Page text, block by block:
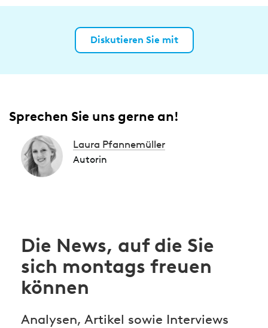
Diskutieren Sie mit
Sprechen Sie uns gerne an!
Laura Pfannemüller
Autorin
Die News, auf die Sie
sich montags freuen
können
Analysen, Artikel sowie Interviews